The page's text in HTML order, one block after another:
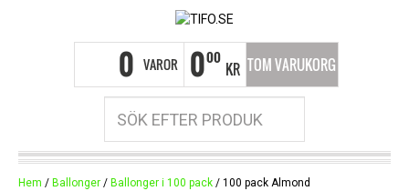
0 VAROR 000
KR TOM VARUKORG
Hem / Ballonger / Ballonger i 100 pack / 100 pack Almond